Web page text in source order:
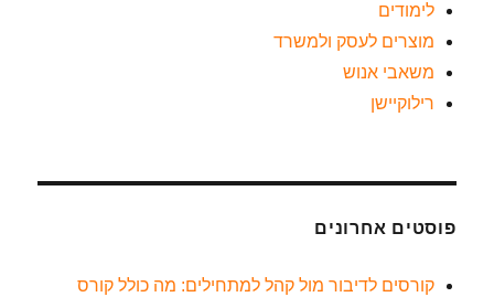
לימודים
מוצרים לעסק ולמשרד
משאבי אנוש
רילוקיישן
פוסטים אחרונים
קורסים לדיבור מול קהל למתחילים: מה כולל קורס